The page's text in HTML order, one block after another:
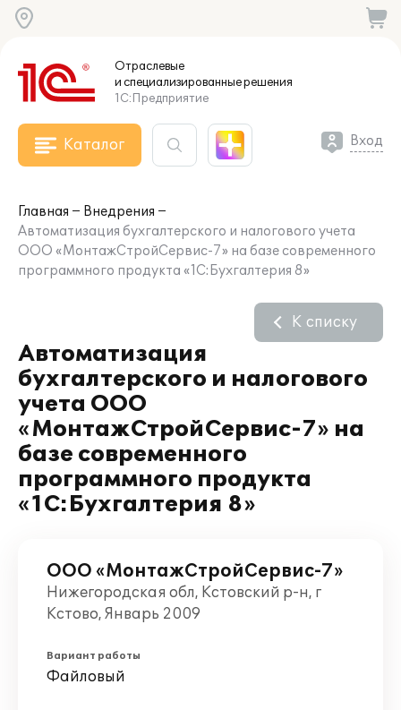
Отраслевые
и специализированныерешения
1С:Предприятие
Каталог Вход
Главная
Внедрения
Автоматизация бухгалтерского и налогового учета
ООО «МонтажСтройСервис-7» на базе современного
программного продукта «1С:Бухгалтерия 8»
Автоматизация
бухгалтерского и налогового
учета ООО
«МонтажСтройСервис-7» на
базе современного
программного продукта
«1С:Бухгалтерия 8»
К списку
ООО «МонтажСтройСервис-7»
Нижегородская обл, Кстовский р-н, г
Кстово, Январь 2009
Вариант работы
Файловый